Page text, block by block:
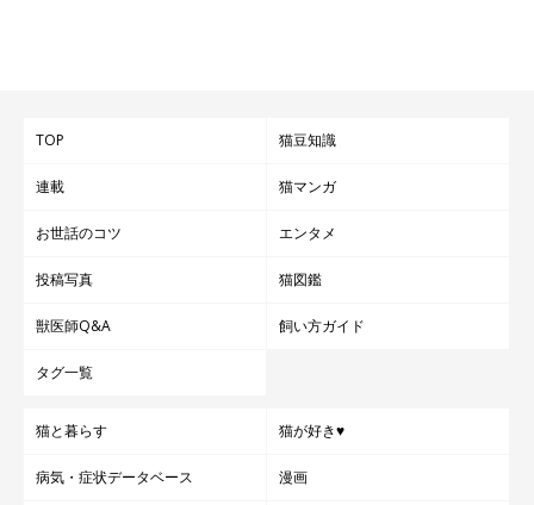
TOP 猫豆知識
連載 猫マンガ
お世話のコツ エンタメ
投稿写真 猫図鑑
獣医師Q&A 飼い方ガイド
タグ一覧
猫と暮らす 猫が好き♥
病気・症状データベース 漫画